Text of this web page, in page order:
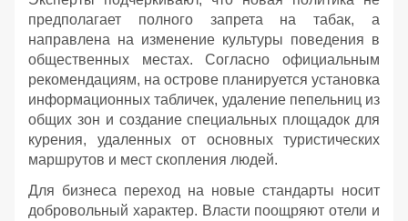
предполагает полного запрета на табак, а
направлена на изменение культуры поведения в
общественных местах. Согласно официальным
рекомендациям, на острове планируется установка
информационных табличек, удаление пепельниц из
общих зон и создание специальных площадок для
курения, удаленных от основных туристических
маршрутов и мест скопления людей.
Для бизнеса переход на новые стандарты носит
добровольный характер. Власти поощряют отели и